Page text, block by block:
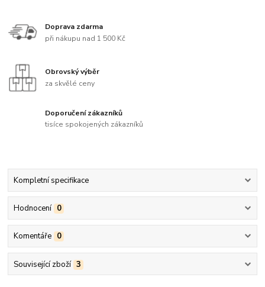
Doprava zdarma
při nákupu nad 1 500 Kč
Obrovský výběr
za skvělé ceny
Doporučení zákazníků
tisíce spokojených zákazníků
Kompletní specifikace
Hodnocení 0
Komentáře 0
Související zboží 3